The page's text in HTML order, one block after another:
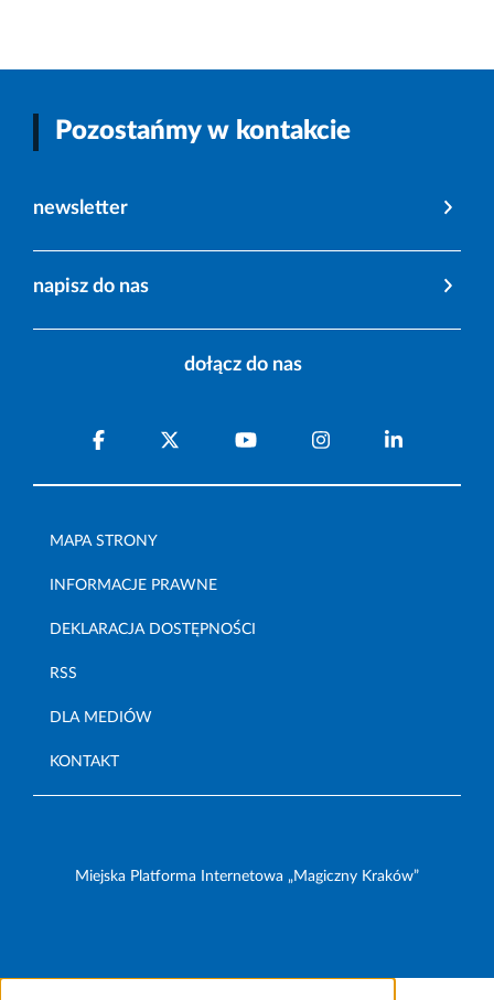
Pozostańmy w kontakcie
newsletter
napisz do nas
dołącz do nas
MAPA STRONY
INFORMACJE PRAWNE
DEKLARACJA DOSTĘPNOŚCI
RSS
DLA MEDIÓW
KONTAKT
Miejska Platforma Internetowa „Magiczny Kraków”